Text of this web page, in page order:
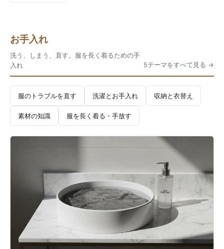
お手入れ
洗う、しまう、直す。服を長く着るための手
入れ
5テーマをすべて見る
服のトラブルを直す 洗濯とお手入れ 収納と衣替え
素材の知識 服を長く着る・手放す